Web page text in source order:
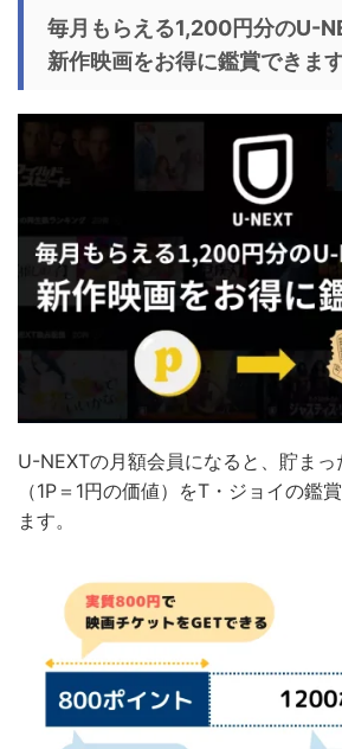
毎月もらえる1,200円分のU-
新作映画をお得に鑑賞できま
U-NEXTの月額会員になると、貯まっ
（1P＝1円の価値）をT・ジョイの鑑
ます。